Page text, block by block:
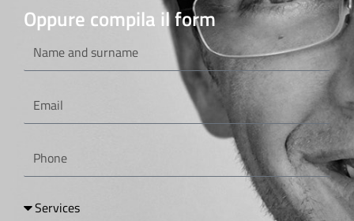
Oppure compila il form
and
surname
Services